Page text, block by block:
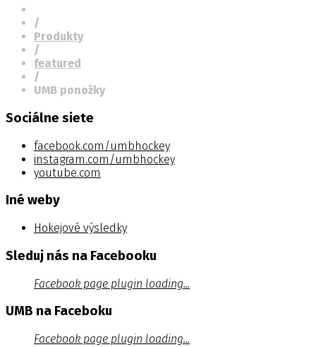
/
Produkty
/
featured
/
UMB ponožky
Sociálne siete
facebook.com/umbhockey
instagram.com/umbhockey
youtube.com
Iné weby
Hokejové výsledky
Sleduj nás na Facebooku
Facebook page plugin loading...
UMB na Faceboku
Facebook page plugin loading...